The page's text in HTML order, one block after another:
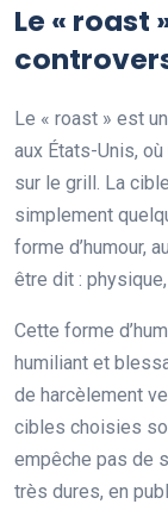
Le « roast
Le « roast » est
aux États-Unis,
sur le grill. La
simplement
forme d’humour,
être dit :
Cette forme
humiliant et
de harcèlement
cibles choisies
empêche pas de
très dures, en